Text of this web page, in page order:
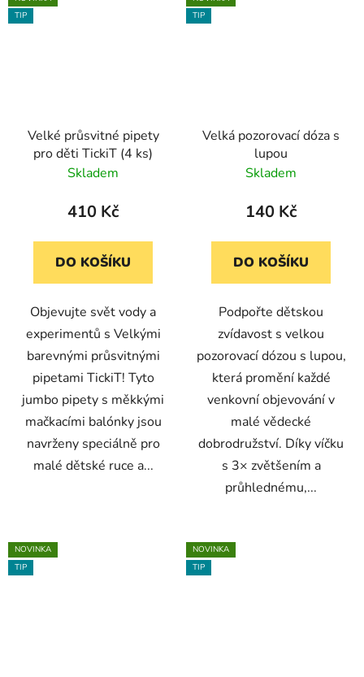
TIP
Velké průsvitné pipety
pro děti TickiT (4 ks)
Skladem
410 Kč
DO KOŠÍKU
Objevujte svět vody a
experimentů s Velkými
barevnými průsvitnými
pipetami TickiT! Tyto
jumbo pipety s měkkými
mačkacími balónky jsou
navrženy speciálně pro
malé dětské ruce a...
TIP
Velká pozorovací dóza s
lupou
Skladem
140 Kč
DO KOŠÍKU
Podpořte dětskou
zvídavost s velkou
pozorovací dózou s lupou,
která promění každé
venkovní objevování v
malé vědecké
dobrodružství. Díky víčku
s 3× zvětšením a
průhlednému,...
NOVINKA
TIP
NOVINKA
TIP